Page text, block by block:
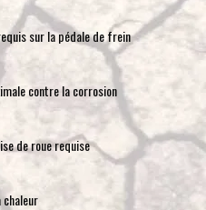
sur la pédale de frein
contre la corrosion
de roue requise
chaleur